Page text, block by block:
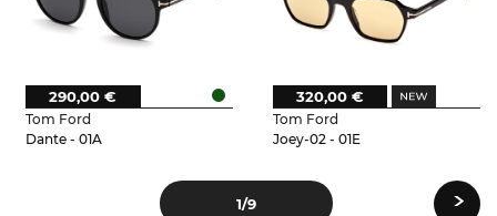
Tom Ford
Dante - 01A
290,00 €
Tom Ford
Joey-02 - 01E
320,00 €
1/9 ›